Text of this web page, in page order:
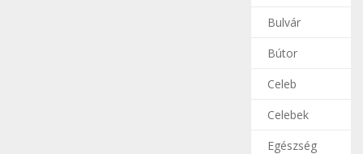
Bulvár
Bútor
Celeb
Celebek
Egészség